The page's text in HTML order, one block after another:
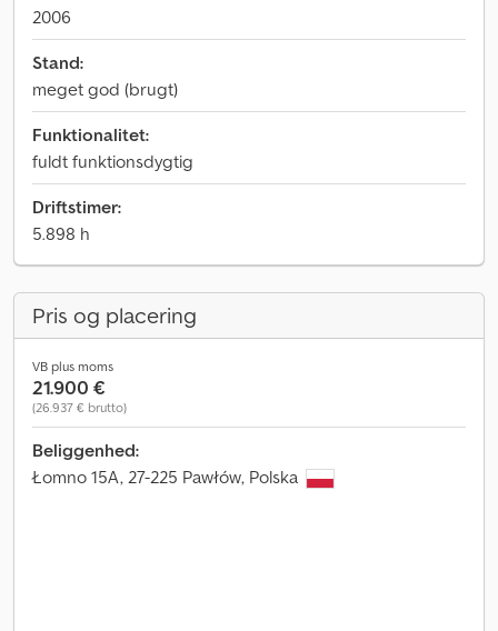
2006
Stand:
meget god (brugt)
Funktionalitet:
fuldt funktionsdygtig
Driftstimer:
5.898 h
Pris og placering
VB plus moms
21.900 €
(26.937 € brutto)
Beliggenhed:
Łomno 15A, 27-225 Pawłów, Polska